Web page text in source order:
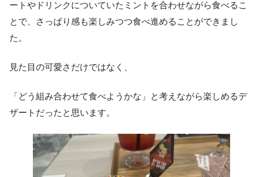
ートやドリンクについていたミントを合わせながら食べるこ
とで、さっぱり感も楽しみつつ食べ進めることができまし
た。
見た目の可愛さだけではなく、
「どう組み合わせて食べようかな」と考えながら楽しめるデ
ザートだったと思います。